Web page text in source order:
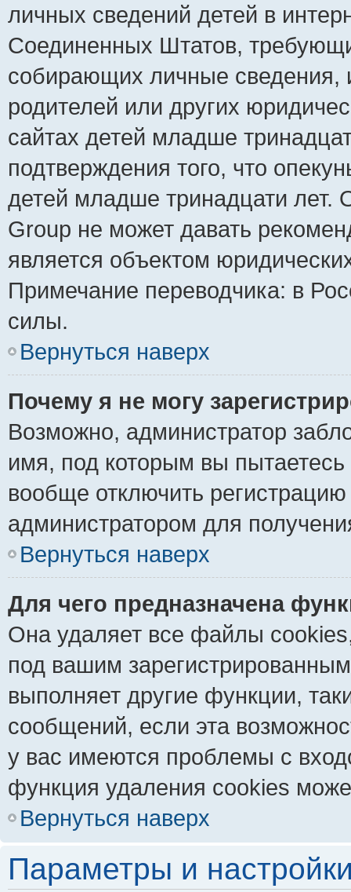
личных сведений детей в
Соединенных Штатов,
собирающих личные сведения,
родителей или других
сайтах детей младше
подтверждения того, что
детей младше тринадцати лет.
Group не может давать
является объектом
Примечание переводчика: в
силы.
Вернуться наверх
Почему я не могу
Возможно, администратор
имя, под которым вы пытаетесь
вообще отключить
администратором для
Вернуться наверх
Для чего предназначена
Она удаляет все файлы
под вашим
выполняет другие функции,
сообщений, если эта
у вас имеются проблемы с
функция удаления cookies
Вернуться наверх
Параметры и